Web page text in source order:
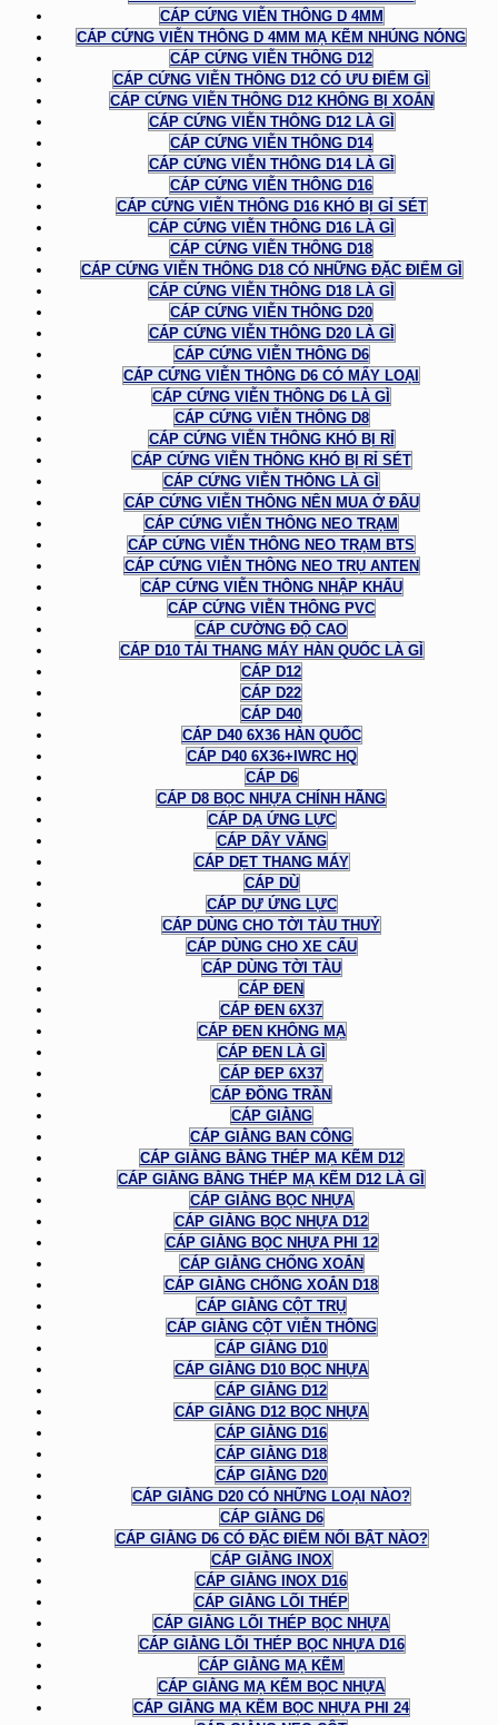
CÁP CỨNG VIỄN THÔNG D 4MM
CÁP CỨNG VIỄN THÔNG D 4MM MẠ KẼM NHÚNG NÓNG
CÁP CỨNG VIỄN THÔNG D12
CÁP CỨNG VIỄN THÔNG D12 CÓ ƯU ĐIỂM GÌ
CÁP CỨNG VIỄN THÔNG D12 KHÔNG BỊ XOẮN
CÁP CỨNG VIỄN THÔNG D12 LÀ GÌ
CÁP CỨNG VIỄN THÔNG D14
CÁP CỨNG VIỄN THÔNG D14 LÀ GÌ
CÁP CỨNG VIỄN THÔNG D16
CÁP CỨNG VIỄN THÔNG D16 KHÓ BỊ GỈ SÉT
CÁP CỨNG VIỄN THÔNG D16 LÀ GÌ
CÁP CỨNG VIỄN THÔNG D18
CÁP CỨNG VIỄN THÔNG D18 CÓ NHỮNG ĐẶC ĐIỂM GÌ
CÁP CỨNG VIỄN THÔNG D18 LÀ GÌ
CÁP CỨNG VIỄN THÔNG D20
CÁP CỨNG VIỄN THÔNG D20 LÀ GÌ
CÁP CỨNG VIỄN THÔNG D6
CÁP CỨNG VIỄN THÔNG D6 CÓ MẤY LOẠI
CÁP CỨNG VIỄN THÔNG D6 LÀ GÌ
CÁP CỨNG VIỄN THÔNG D8
CÁP CỨNG VIỄN THÔNG KHÓ BỊ RỈ
CÁP CỨNG VIỄN THÔNG KHÓ BỊ RỈ SÉT
CÁP CỨNG VIỄN THÔNG LÀ GÌ
CÁP CỨNG VIỄN THÔNG NÊN MUA Ở ĐÂU
CÁP CỨNG VIỄN THÔNG NEO TRẠM
CÁP CỨNG VIỄN THÔNG NEO TRẠM BTS
CÁP CỨNG VIỄN THÔNG NEO TRỤ ANTEN
CÁP CỨNG VIỄN THÔNG NHẬP KHẨU
CÁP CỨNG VIỄN THÔNG PVC
CÁP CƯỜNG ĐỘ CAO
CÁP D10 TẢI THANG MÁY HÀN QUỐC LÀ GÌ
CÁP D12
CÁP D22
CÁP D40
CÁP D40 6X36 HÀN QUỐC
CÁP D40 6X36+IWRC HQ
CÁP D6
CÁP D8 BỌC NHỰA CHÍNH HÃNG
CÁP DẠ ỨNG LỰC
CÁP DÂY VĂNG
CÁP DẸT THANG MÁY
CÁP DÙ
CÁP DỰ ỨNG LỰC
CÁP DÙNG CHO TỜI TÀU THUỶ
CÁP DÙNG CHO XE CẨU
CÁP DÙNG TỜI TÀU
CÁP ĐEN
CÁP ĐEN 6X37
CÁP ĐEN KHÔNG MẠ
CÁP ĐEN LÀ GÌ
CÁP ĐEP 6X37
CÁP ĐỒNG TRẦN
CÁP GIẰNG
CÁP GIẰNG BAN CÔNG
CÁP GIẰNG BẰNG THÉP MẠ KẼM D12
CÁP GIẰNG BẰNG THÉP MẠ KẼM D12 LÀ GÌ
CÁP GIẰNG BỌC NHỰA
CÁP GIẰNG BỌC NHỰA D12
CÁP GIẰNG BỌC NHỰA PHI 12
CÁP GIẰNG CHỐNG XOẮN
CÁP GIẰNG CHỐNG XOẮN D18
CÁP GIẰNG CỘT TRỤ
CÁP GIẰNG CỘT VIỄN THÔNG
CÁP GIẰNG D10
CÁP GIẰNG D10 BỌC NHỰA
CÁP GIẰNG D12
CÁP GIẰNG D12 BỌC NHỰA
CÁP GIẰNG D16
CÁP GIẰNG D18
CÁP GIẰNG D20
CÁP GIẰNG D20 CÓ NHỮNG LOẠI NÀO?
CÁP GIẰNG D6
CÁP GIẰNG D6 CÓ ĐẶC ĐIỂM NỔI BẬT NÀO?
CÁP GIẰNG INOX
CÁP GIẰNG INOX D16
CÁP GIẰNG LÕI THÉP
CÁP GIẰNG LÕI THÉP BỌC NHỰA
CÁP GIẰNG LÕI THÉP BỌC NHỰA D16
CÁP GIẰNG MẠ KẼM
CÁP GIẰNG MẠ KẼM BỌC NHỰA
CÁP GIẰNG MẠ KẼM BỌC NHỰA PHI 24